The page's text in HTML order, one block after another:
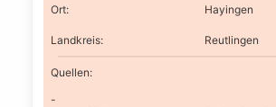
Ort: Hayingen
Landkreis: Reutlingen
Quellen: